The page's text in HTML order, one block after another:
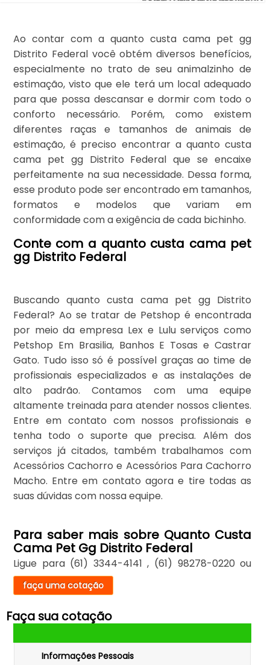
Ao contar com a quanto custa cama pet gg
Distrito Federal você obtém diversos benefícios,
especialmente no trato de seu animalzinho de
estimação, visto que ele terá um local adequado
para que possa descansar e dormir com todo o
conforto necessário. Porém, como existem
diferentes raças e tamanhos de animais de
estimação, é preciso encontrar a quanto custa
cama pet gg Distrito Federal que se encaixe
perfeitamente na sua necessidade. Dessa forma,
esse produto pode ser encontrado em tamanhos,
formatos e modelos que variam em
conformidade com a exigência de cada bichinho.
Conte com a quanto custa cama pet
gg Distrito Federal
Buscando quanto custa cama pet gg Distrito
Federal? Ao se tratar de Petshop é encontrada
por meio da empresa Lex e Lulu serviços como
Petshop Em Brasilia, Banhos E Tosas e Castrar
Gato. Tudo isso só é possível graças ao time de
profissionais especializados e as instalações de
alto padrão. Contamos com uma equipe
altamente treinada para atender nossos clientes.
Entre em contato com nossos profissionais e
tenha todo o suporte que precisa. Além dos
serviços já citados, também trabalhamos com
Acessórios Cachorro e Acessórios Para Cachorro
Macho. Entre em contato agora e tire todas as
suas dúvidas com nossa equipe.
Para saber mais sobre Quanto Custa
Cama Pet Gg Distrito Federal
Ligue para (61) 3344-4141 , (61) 98278-0220 ou
faça uma cotação
Faça sua cotação
Informações Pessoais